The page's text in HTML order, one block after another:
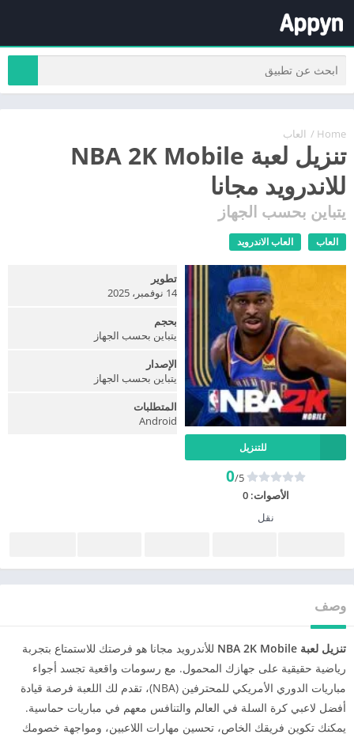
Home
/ العاب
تنزيل لعبة NBA 2K Mobile
للاندرويد مجانا
يتباين بحسب الجهاز
العاب العاب الاندرويد
للتنزيل
0/5
الأصوات:0
نقل
تطوير
14 نوفمبر، 2025
بحجم
يتباين بحسب الجهاز
الإصدار
يتباين بحسب الجهاز
المتطلبات
Android
وصف
تنزيل لعبة NBA 2K Mobile
للأندرويد مجانا هو فرصتك للاستمتاع بتجربة
رياضية حقيقية على جهازك المحمول. مع رسومات واقعية تجسد أجواء
مباريات الدوري الأمريكي للمحترفين (NBA)، تقدم لك اللعبة فرصة قيادة
أفضل لاعبي كرة السلة في العالم والتنافس معهم في مباريات حماسية.
يمكنك تكوين فريقك الخاص، تحسين مهارات اللاعبين، ومواجهة خصومك